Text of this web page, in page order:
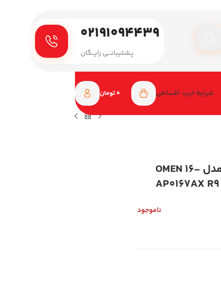
۰۲۱۹۱۰۹۴۴۳۹
پـشتیبانـــی رایـــگان
شرایط خرید اقساطی 0 تومان
لپ تاپ گیمینگ اچ پی 16 اینچی مدل OMEN 16-
AP0167AX
ناموجود